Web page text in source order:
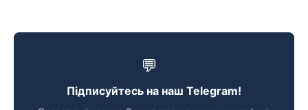
💬
Підписуйтесь на наш Telegram!